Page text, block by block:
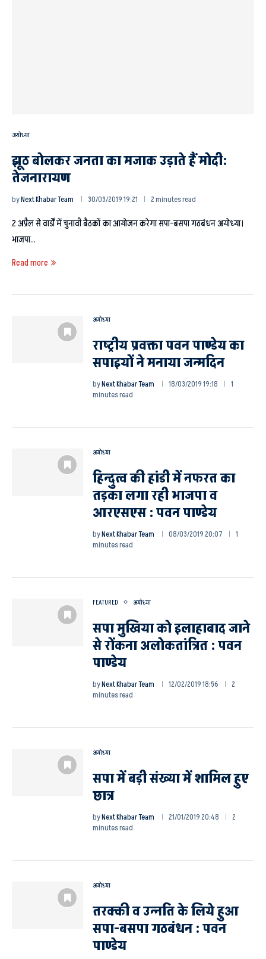
अयोध्या
झूठ बोलकर जनता का मजाक उड़ाते हैं मोदी:
तेजनारायण
byNext Khabar Team 30/03/2019 19:21 2 minutes read
2 अप्रैल से वार्डों में चुनावी बैठकों का आयोजन करेगा सपा-बसपा गठबंधन अयोध्या।
भाजपा…
Read more
अयोध्या
राष्ट्रीय प्रवक्ता पवन पाण्डेय का
सपाइयों ने मनाया जन्मदिन
byNext Khabar Team 18/03/2019 19:18
1
minutes read
अयोध्या
हिन्दुत्व की हांडी में नफरत का
तड़का लगा रही भाजपा व
आरएसएस : पवन पाण्डेय
byNext Khabar Team 08/03/2019 20:07
1
minutes read
FEATURED अयोध्या
सपा मुखिया को इलाहाबाद जाने
से रोंकना अलोकतांत्रित : पवन
पाण्डेय
byNext Khabar Team 12/02/2019 18:56
2
minutes read
अयोध्या
सपा में बड़ी संख्या में शामिल हुए
छात्र
byNext Khabar Team 21/01/2019 20:48
2
minutes read
अयोध्या
तरक्की व उन्नति के लिये हुआ
सपा-बसपा गठबंधन : पवन
पाण्डेय